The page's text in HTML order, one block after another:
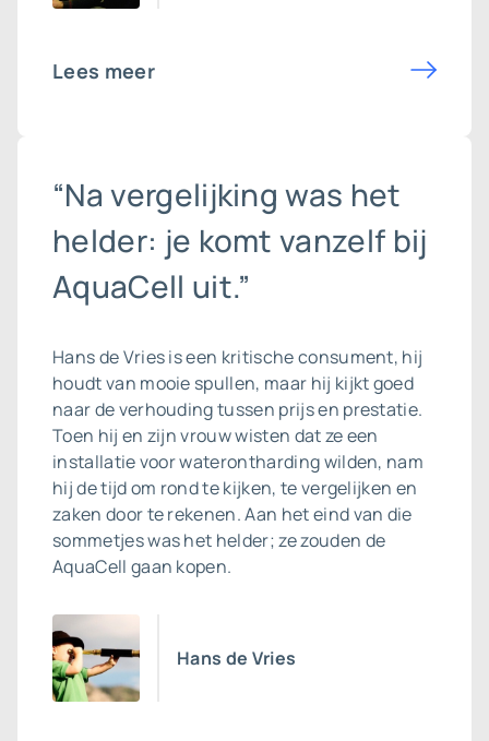
Lees meer
“Na vergelijking was het
helder: je komt vanzelf bij
AquaCell uit.”
Hans de Vries is een kritische consument, hij
houdt van mooie spullen, maar hij kijkt goed
naar de verhouding tussen prijs en prestatie.
Toen hij en zijn vrouw wisten dat ze een
installatie voor waterontharding wilden, nam
hij de tijd om rond te kijken, te vergelijken en
zaken door te rekenen. Aan het eind van die
sommetjes was het helder; ze zouden de
AquaCell gaan kopen.
Hans de Vries